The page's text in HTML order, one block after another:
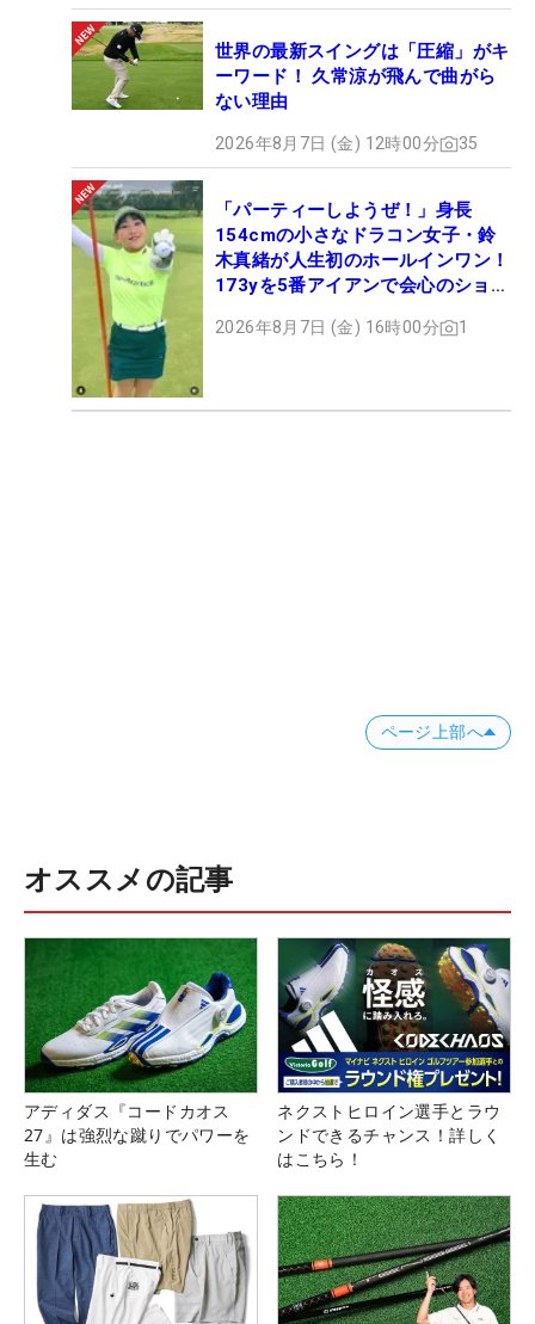
世界の最新スイングは「圧縮」がキ
ーワード！ 久常涼が飛んで曲がら
ない理由
2026年8月7日 (金) 12時00分 35
「パーティーしようぜ！」身長
154cmの小さなドラコン女子・鈴
木真緒が人生初のホールインワン！
173yを5番アイアンで会心のショッ
2026年8月7日 (金) 16時00分 1
ページ上部へ
オススメの記事
アディダス『コードカオス
27』は強烈な蹴りでパワーを
生む
ネクストヒロイン選手とラウ
ンドできるチャンス！詳しく
はこちら！